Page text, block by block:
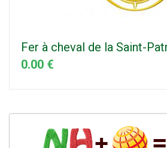
Fer à cheval de la Saint-
0.00 €